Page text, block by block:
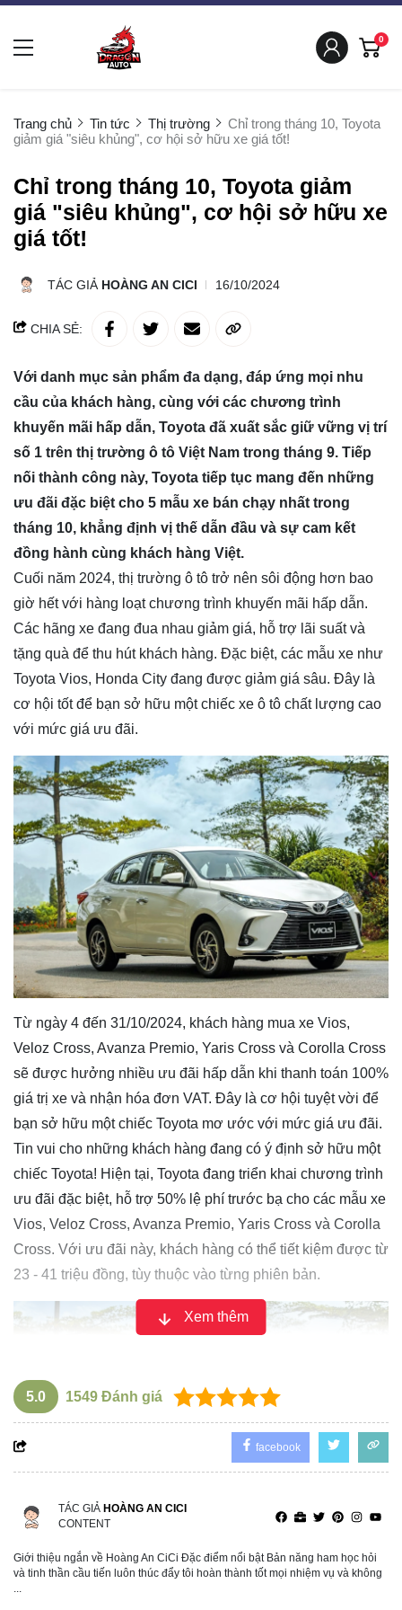
0
Trang chủ Tin tức Thị trường
Chỉ trong tháng 10, Toyota
giảm giá "siêu khủng", cơ hội sở hữu xe giá tốt!
Chỉ trong tháng 10, Toyota giảm
giá "siêu khủng", cơ hội sở hữu xe
giá tốt!
TÁC GIẢ HOÀNG AN CICI 16/10/2024
CHIA SẺ:
Với danh mục sản phẩm đa dạng, đáp ứng mọi nhu
cầu của khách hàng, cùng với các chương trình
khuyến mãi hấp dẫn, Toyota đã xuất sắc giữ vững vị trí
số 1 trên thị trường ô tô Việt Nam trong tháng 9. Tiếp
nối thành công này, Toyota tiếp tục mang đến những
ưu đãi đặc biệt cho 5 mẫu xe bán chạy nhất trong
tháng 10, khẳng định vị thế dẫn đầu và sự cam kết
đồng hành cùng khách hàng Việt.
Cuối năm 2024, thị trường ô tô trở nên sôi động hơn bao
giờ hết với hàng loạt chương trình khuyến mãi hấp dẫn.
Các hãng xe đang đua nhau giảm giá, hỗ trợ lãi suất và
tặng quà để thu hút khách hàng. Đặc biệt, các mẫu xe như
Toyota Vios, Honda City đang được giảm giá sâu. Đây là
cơ hội tốt để bạn sở hữu một chiếc xe ô tô chất lượng cao
với mức giá ưu đãi.
Từ ngày 4 đến 31/10/2024, khách hàng mua xe Vios,
Veloz Cross, Avanza Premio, Yaris Cross và Corolla Cross
sẽ được hưởng nhiều ưu đãi hấp dẫn khi thanh toán 100%
giá trị xe và nhận hóa đơn VAT. Đây là cơ hội tuyệt vời để
bạn sở hữu một chiếc Toyota mơ ước với mức giá ưu đãi.
Tin vui cho những khách hàng đang có ý định sở hữu một
chiếc Toyota! Hiện tại, Toyota đang triển khai chương trình
ưu đãi đặc biệt, hỗ trợ 50% lệ phí trước bạ cho các mẫu xe
Vios, Veloz Cross, Avanza Premio, Yaris Cross và Corolla
Cross. Với ưu đãi này, khách hàng có thể tiết kiệm được từ
23 - 41 triệu đồng, tùy thuộc vào từng phiên bản.
Với doanh số tăng trưởng mạnh mẽ 150% so với tháng
trước, đạt 7.143 xe, Toyota đã có một tháng 9 vô cùng
Xem thêm
5.0 1549 Đánh giá
facebook
TÁC GIẢ HOÀNG AN CICI
CONTENT
Giới thiệu ngắn về Hoàng An CiCi Đặc điểm nổi bật Bản năng ham học hỏi
và tinh thần cầu tiến luôn thúc đẩy tôi hoàn thành tốt mọi nhiệm vụ và không
...